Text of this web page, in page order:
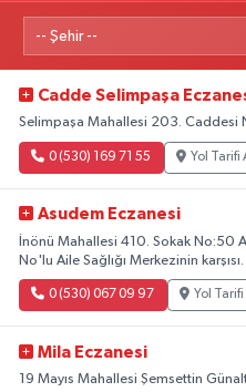
Cadde Selimpaşa
Selimpaşa Mahallesi 203. Caddesi
0 (530) 169 71 55 Yol Tarifi
Asudem Eczanesi
İnönü Mahallesi 410. Sokak No:50 A
No'lu Aile Sağlığı Merkezinin karşısı.
0 (530) 067 09 97 Yol Tarifi
Mila Eczanesi
19 Mayıs Mahallesi Şemsettin